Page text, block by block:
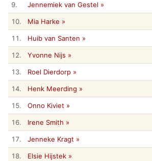
9. Jennemiek van Gestel »
10. Mia Harke »
11. Huib van Santen »
12. Yvonne Nijs »
13. Roel Dierdorp »
14. Henk Meerding »
15. Onno Kiviet »
16. Irene Smith »
17. Jenneke Kragt »
18. Elsie Hijstek »